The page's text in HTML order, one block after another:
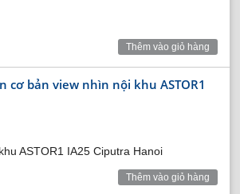
Thêm vào giỏ hàng
bản view nhìn nội khu ASTOR1
ASTOR1 IA25 Ciputra Hanoi
Thêm vào giỏ hàng